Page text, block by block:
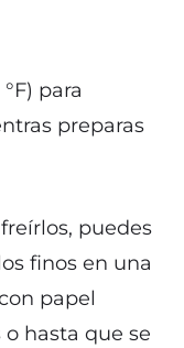
para
preparas
puedes
finos en una
papel
hasta que se